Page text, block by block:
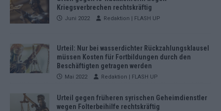
Kriegsverbrechen rechtskräftig
Juni 2022 Redaktion | FLASH UP
Urteil: Nur bei wasserdichter Rückzahlungsklausel
müssen Kosten für Fortbildungen durch den
Beschäftigten getragen werden
Mai 2022 Redaktion | FLASH UP
Urteil gegen früheren syrischen Geheimdienstler
wegen Folterbeihilfe rechtskräftig